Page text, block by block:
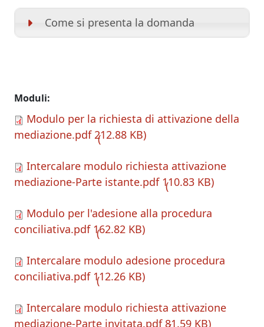
Come si presenta la domanda
Moduli
Modulo per la richiesta di attivazione della
mediazione.pdf 212.88 KB
Intercalare modulo richiesta attivazione
mediazione-Parte istante.pdf 110.83 KB
Modulo per l'adesione alla procedura
conciliativa.pdf 162.82 KB
Intercalare modulo adesione procedura
conciliativa.pdf 112.26 KB
Intercalare modulo richiesta attivazione
mediazione-Parte invitata.pdf 81.59 KB